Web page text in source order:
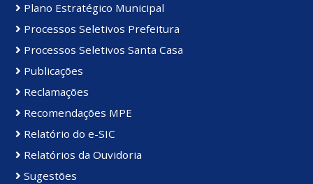
Plano Estratégico Municipal
Processos Seletivos Prefeitura
Processos Seletivos Santa Casa
Publicações
Reclamações
Recomendações MPE
Relatório do e-SIC
Relatórios da Ouvidoria
Sugestões